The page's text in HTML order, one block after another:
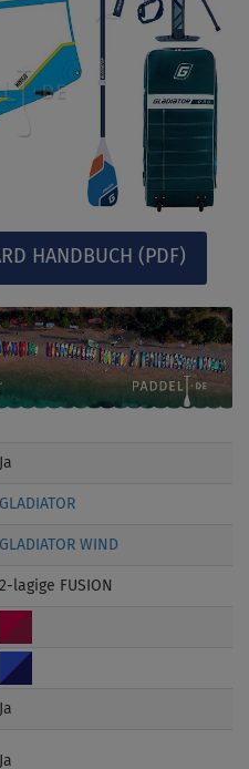
HANDBUCH (PDF)
Ja
GLADIATOR
GLADIATOR WIND
2-lagige FUSION
Ja
Ja